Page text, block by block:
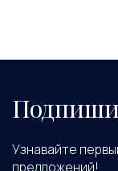
Узнавайте
предложений!